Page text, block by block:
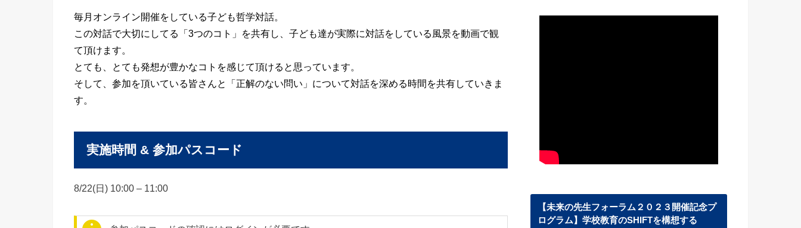
毎月オンライン開催をしている子ども哲学対話。
この対話で大切にしてる「3つのコト」を共有し、子ども達が実際に対話をしている風景を動画で観
て頂けます。
とても、とても発想が豊かなコトを感じて頂けると思っています。
そして、参加を頂いている皆さんと「正解のない問い」について対話を深める時間を共有していきま
す。
実施時間 & 参加パスコード
8/22(日) 10:00 – 11:00
【未来の先生フォーラム２０２３開催記念プ
ログラム】学校教育のSHIFTを構想する